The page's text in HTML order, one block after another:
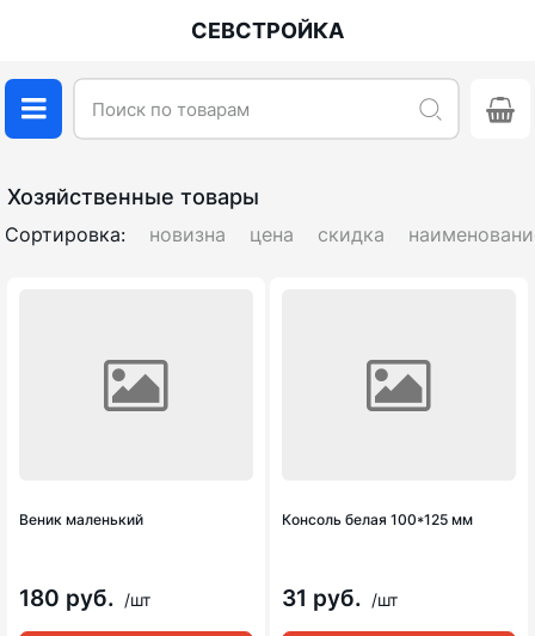
СЕВСТРОЙКА
Хозяйственные товары
Сортировка: новизна цена скидка
Веник маленький
180 руб. /шт
Консоль белая 100*125 мм
31 руб. /шт